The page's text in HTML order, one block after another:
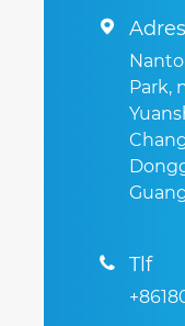

Park,
 Tlf